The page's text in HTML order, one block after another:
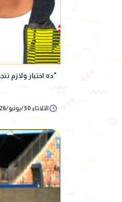
"ده اختبار ولازم
الثلاثاء 30/يونيو/2026 - 04:00 م